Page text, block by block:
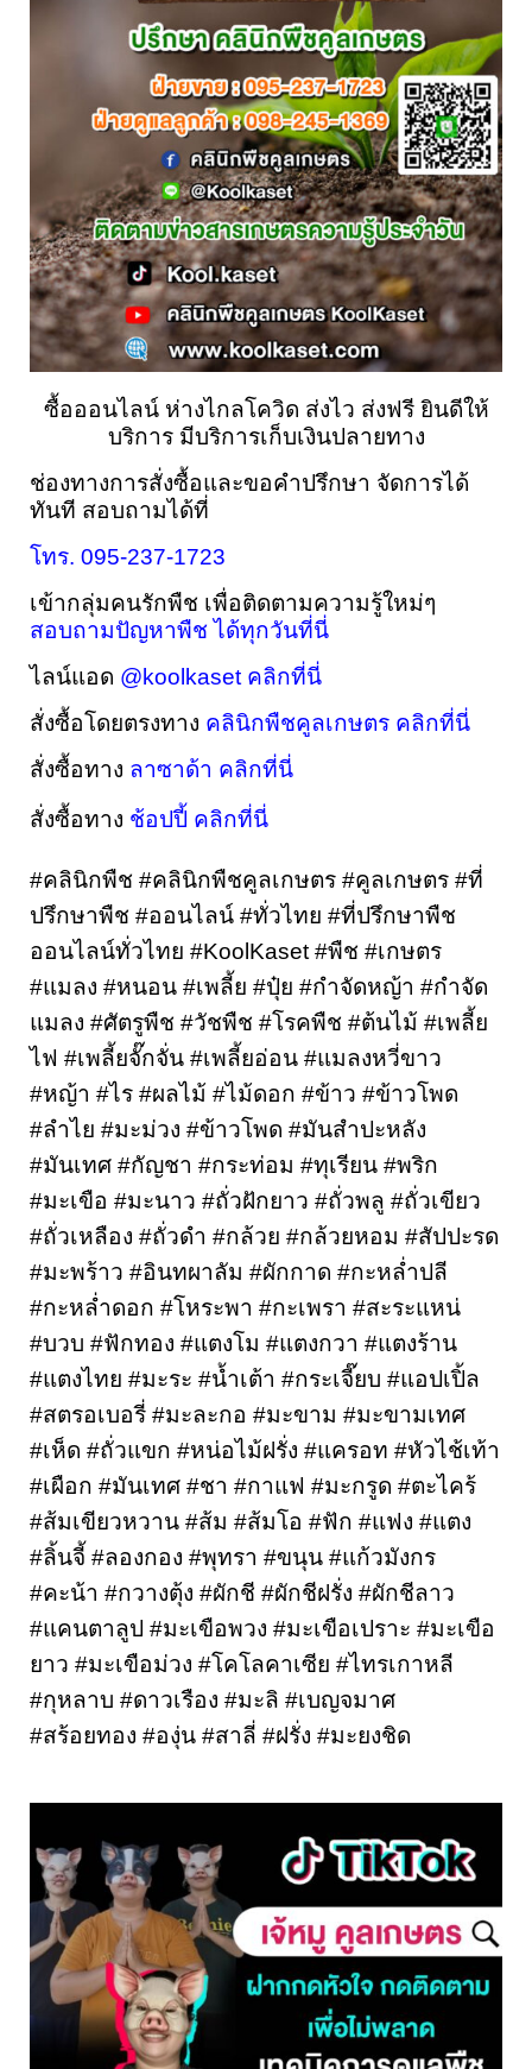
ซื้อออนไลน์ ห่างไกลโควิด ส่งไว ส่งฟรี ยินดีให้
บริการ มีบริการเก็บเงินปลายทาง
ช่องทางการสั่งซื้อและขอคำปรึกษา จัดการได้
ทันที สอบถามได้ที่
โทร. 095-237-1723
สอบถามปัญหาพืช ได้ทุกวันที่นี่
ไลน์แอด @koolkaset คลิกที่นี่
สั่งซื้อโดยตรงทาง คลินิกพืชคูลเกษตร คลิกที่นี่
สั่งซื้อทาง ลาซาด้า คลิกที่นี่
สั่งซื้อทาง ช้อปปี้ คลิกที่นี่
#คลินิกพืช #คลินิกพืชคูลเกษตร #คูลเกษตร #ที่
ปรึกษาพืช #ออนไลน์ #ทั่วไทย #ที่ปรึกษาพืช
ออนไลน์ทั่วไทย #KoolKaset #พืช #เกษตร
#แมลง #หนอน #เพลี้ย #ปุ๋ย #กำจัดหญ้า #กำจัด
แมลง #ศัตรูพืช #วัชพืช #โรคพืช #ต้นไม้ #เพลี้ย
ไฟ #เพลี้ยจั๊กจั่น #เพลี้ยอ่อน #แมลงหวี่ขาว
#หญ้า #ไร #ผลไม้ #ไม้ดอก #ข้าว #ข้าวโพด
#ลำไย #มะม่วง #ข้าวโพด #มันสำปะหลัง
#มันเทศ #กัญชา #กระท่อม #ทุเรียน #พริก
#มะเขือ #มะนาว #ถั่วฝักยาว #ถั่วพลู #ถั่วเขียว
#ถั่วเหลือง #ถั่วดำ #กล้วย #กล้วยหอม #สัปปะรด
#มะพร้าว #อินทผาลัม #ผักกาด #กะหล่ำปลี
#กะหล่ำดอก #โหระพา #กะเพรา #สะระแหน่
#บวบ #ฟักทอง #แตงโม #แตงกวา #แตงร้าน
#แตงไทย #มะระ #น้ำเต้า #กระเจี๊ยบ #แอปเปิ้ล
#สตรอเบอรี่ #มะละกอ #มะขาม #มะขามเทศ
#เห็ด #ถั่วแขก #หน่อไม้ฝรั่ง #แครอท #หัวไช้เท้า
#เผือก #มันเทศ #ชา #กาแฟ #มะกรูด #ตะไคร้
#ส้มเขียวหวาน #ส้ม #ส้มโอ #ฟัก #แฟง #แตง
#ลิ้นจี้ #ลองกอง #พุทรา #ขนุน #แก้วมังกร
#คะน้า #กวางตุ้ง #ผักชี #ผักชีฝรั่ง #ผักชีลาว
#แคนตาลูป #มะเขือพวง #มะเขือเปราะ #มะเขือ
ยาว #มะเขือม่วง #โคโลคาเซีย #ไทรเกาหลี
#กุหลาบ #ดาวเรือง #มะลิ #เบญจมาศ
#สร้อยทอง #องุ่น #สาลี่ #ฝรั่ง #มะยงชิด